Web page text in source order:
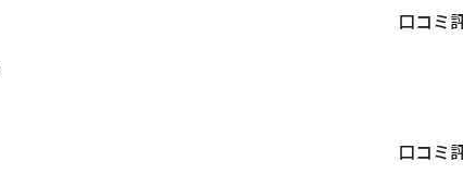
口コミ
口コミ